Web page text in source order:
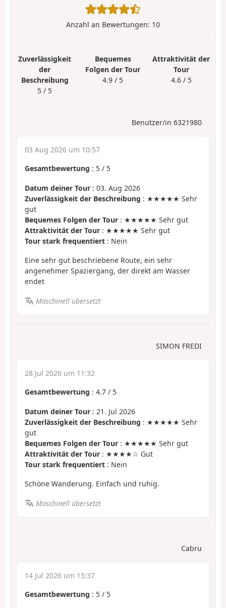
Anzahl an Bewertungen: 10
Zuverlässigkeit
der
Beschreibung
5 / 5
Bequemes
Folgen der Tour
4.9 / 5
Attraktivität der
Tour
4.6 / 5
Benutzer/in 6321980
03 Aug 2026 um 10:57
Gesamtbewertung : 5 / 5
Datum deiner Tour : 03. Aug 2026
Zuverlässigkeit der Beschreibung : ★★★★★ Sehr
gut
Bequemes Folgen der Tour : ★★★★★ Sehr gut
Attraktivität der Tour : ★★★★★ Sehr gut
Tour stark frequentiert : Nein
Eine sehr gut beschriebene Route, ein sehr
angenehmer Spaziergang, der direkt am Wasser
endet
Maschinell übersetzt
SIMON FREDI
28 Jul 2026 um 11:32
Gesamtbewertung : 4.7 / 5
Datum deiner Tour : 21. Jul 2026
Zuverlässigkeit der Beschreibung : ★★★★★ Sehr
gut
Bequemes Folgen der Tour : ★★★★★ Sehr gut
Attraktivität der Tour : ★★★★☆ Gut
Tour stark frequentiert : Nein
Schöne Wanderung. Einfach und ruhig.
Maschinell übersetzt
Cabru
14 Jul 2026 um 15:37
Gesamtbewertung : 5 / 5